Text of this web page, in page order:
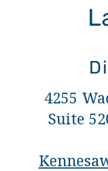
4255
Suite